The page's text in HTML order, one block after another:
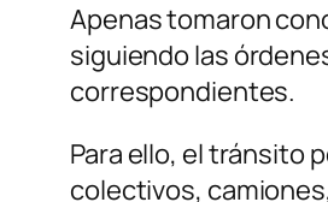
Apenas tomaron
siguiendo las
correspondientes.
Para ello, el tránsito
colectivos,